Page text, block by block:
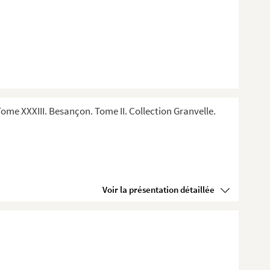
XXXIII. Besançon. Tome II. Collection Granvelle.
Voir la présentation détaillée